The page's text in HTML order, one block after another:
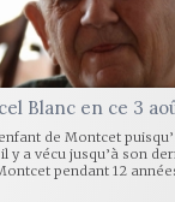
Blanc en ce 3
de Montcet
il y a vécu jusqu’à son
pendant 12